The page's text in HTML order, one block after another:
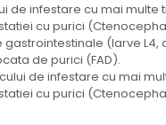
de infestare cu mai multe
cu purici
(larve
de purici (FAD).
de infestare cu mai
cu purici